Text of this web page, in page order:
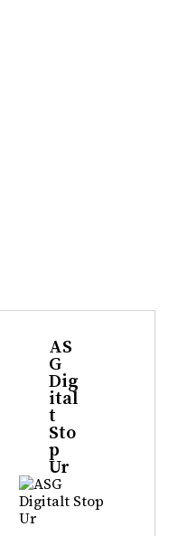
AS
G
Dig
ital
t
Sto
p
Ur